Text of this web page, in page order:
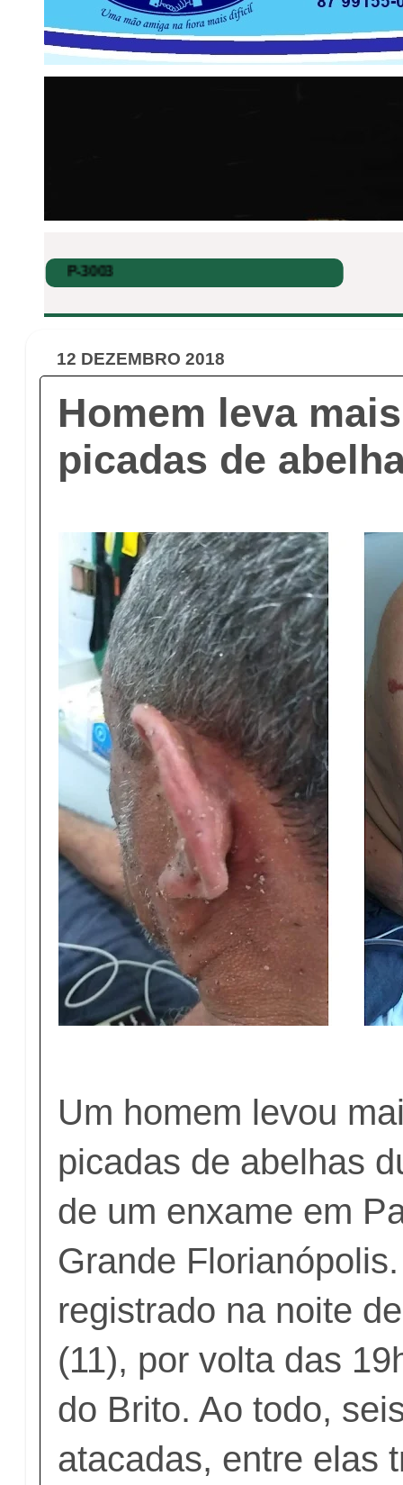
12 DEZEMBRO 2018
Homem leva
picadas de
Um homem levou
picadas de abelhas
de um enxame em
Grande
registrado na noite
(11), por volta das
do Brito. Ao todo,
atacadas, entre elas